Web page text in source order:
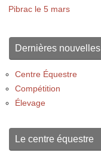
Pibrac le 5 mars
Dernières nouvelles
Centre Équestre
Compétition
Élevage
Le centre équestre